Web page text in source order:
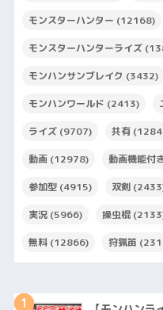
モンスターハンター (12168)
モンスターハンターライズ
モンハンサンブレイク (3432)
モンハンワールド (2413)
ライズ(9707) 共有
動画(12978) 動画機能付
参加型(4915) 双剣
実況(5966) 操虫棍
無料(12866) 狩猟笛
1